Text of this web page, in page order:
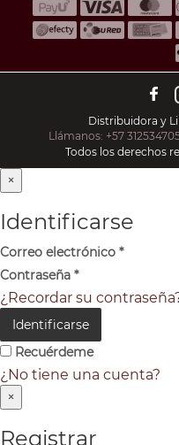
Distribuidora y
Llámanos: +57
Todos los derechos
×
Identificarse
Correo electrónico *
Contraseña *
¿Recordar su
Identificarse
Recuérdeme
¿No tiene una cuenta?
×
Registrar